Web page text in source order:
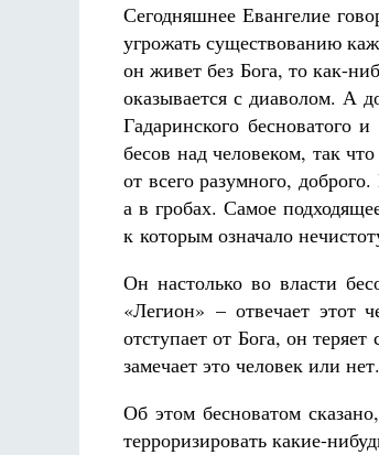
Сегодняшнее Евангелие
угрожать существованию
он живет без Бога, то как-
оказывается с диаволом. А
Гадаринского бесноватого
бесов над человеком, так
от всего разумного,
а в гробах. Самое
к которым означало
Он настолько во власти
«Легион» – отвечает этот
отступает от Бога, он
замечает это человек или нет.
Об этом бесноватом
терроризировать какие-
Разлуки не будет
Фредерика де Грааф